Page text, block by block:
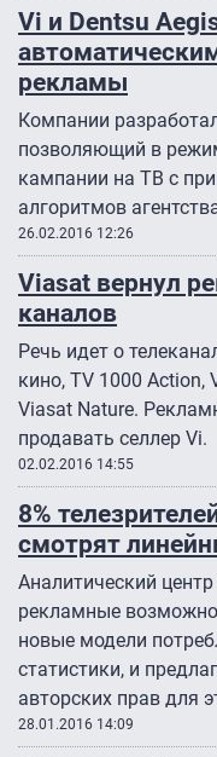
Vi и Dentsu
рекламы
Компании
позволяющий в
кампании на ТВ с
алгоритмов
26.02.2016 12:26
Viasat вернул
каналов
Речь идет о
кино, TV 1000 Action,
Viasat Nature.
продавать селлер Vi.
02.02.2016 14:55
8%
смотрят
Аналитический
рекламные
новые модели
статистики, и
авторских прав для
28.01.2016 14:09